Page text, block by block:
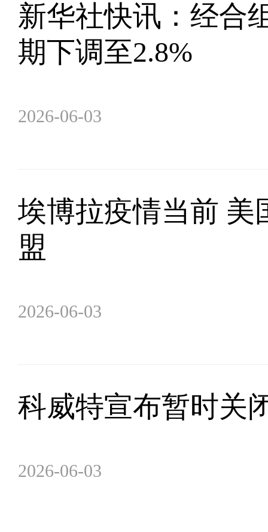
新华社快讯：经合
期下调至2.8%
2026-06-03
埃博拉疫情当前 美
盟
2026-06-03
科威特宣布暂时关
2026-06-03